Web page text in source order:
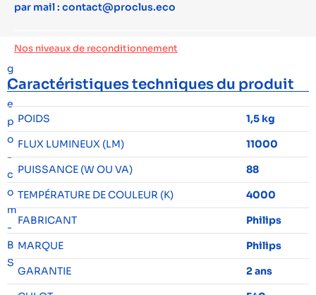
par mail : contact@proclus.eco
Nos niveaux de reconditionnement
Caractéristiques techniques du produit
POIDS
1,5 kg
FLUX LUMINEUX (LM)
11000
PUISSANCE (W OU VA)
88
TEMPÉRATURE DE COULEUR (K)
4000
FABRICANT
Philips
MARQUE
Philips
GARANTIE
2 ans